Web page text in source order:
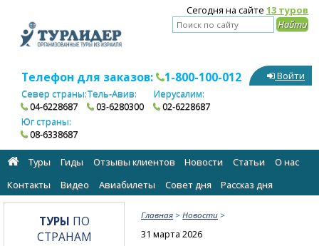
Сегодня на сайте 13 туров
Телефон для заказов: 1-800-100-012
Север страны:
04-6228687
Тель-Авив:
03-6280300
Иерусалим:
02-6228687
Юг страны:
08-6338687
Войти
Туры Гиды Отзывы клиентов Новости Статьи
О нас
Контакты
Видео Авиабилеты Cовет дня Рассказ дня
Главная >Новости >
31 марта 2026
ТУРЫ ПО
СТРАНАМ